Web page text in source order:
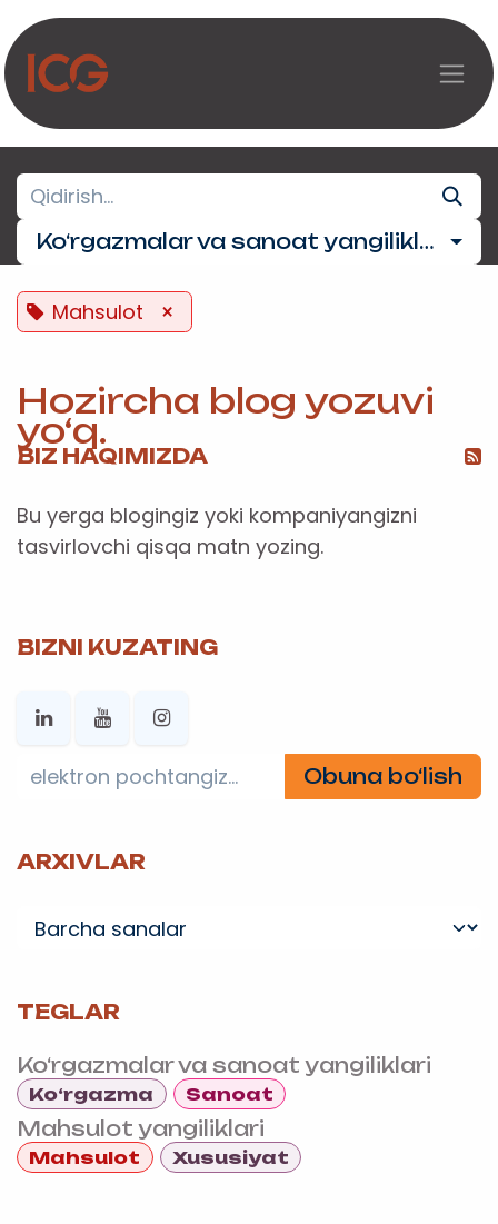
Asosiy mazmunga o‘tish
Ko‘rgazmalar va sanoat yangiliklari
Mahsulot ×
Hozircha blog yozuvi
yo‘q.
BIZ HAQIMIZDA
Bu yerga blogingiz yoki kompaniyangizni
tasvirlovchi qisqa matn yozing.
BIZNI KUZATING
Obuna bo‘lish
ARXIVLAR
TEGLAR
Ko‘rgazmalar va sanoat yangiliklari
Ko‘rgazma Sanoat
Mahsulot yangiliklari
Mahsulot Xususiyat